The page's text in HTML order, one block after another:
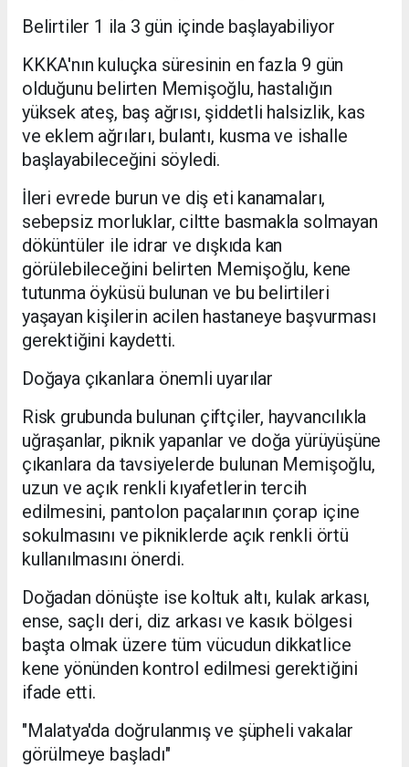
Belirtiler 1 ila 3 gün içinde başlayabiliyor
KKKA'nın kuluçka süresinin en fazla 9 gün
olduğunu belirten Memişoğlu, hastalığın
yüksek ateş, baş ağrısı, şiddetli halsizlik, kas
ve eklem ağrıları, bulantı, kusma ve ishalle
başlayabileceğini söyledi.
İleri evrede burun ve diş eti kanamaları,
sebepsiz morluklar, ciltte basmakla solmayan
döküntüler ile idrar ve dışkıda kan
görülebileceğini belirten Memişoğlu, kene
tutunma öyküsü bulunan ve bu belirtileri
yaşayan kişilerin acilen hastaneye başvurması
gerektiğini kaydetti.
Doğaya çıkanlara önemli uyarılar
Risk grubunda bulunan çiftçiler, hayvancılıkla
uğraşanlar, piknik yapanlar ve doğa yürüyüşüne
çıkanlara da tavsiyelerde bulunan Memişoğlu,
uzun ve açık renkli kıyafetlerin tercih
edilmesini, pantolon paçalarının çorap içine
sokulmasını ve pikniklerde açık renkli örtü
kullanılmasını önerdi.
Doğadan dönüşte ise koltuk altı, kulak arkası,
ense, saçlı deri, diz arkası ve kasık bölgesi
başta olmak üzere tüm vücudun dikkatlice
kene yönünden kontrol edilmesi gerektiğini
ifade etti.
"Malatya'da doğrulanmış ve şüpheli vakalar
görülmeye başladı"